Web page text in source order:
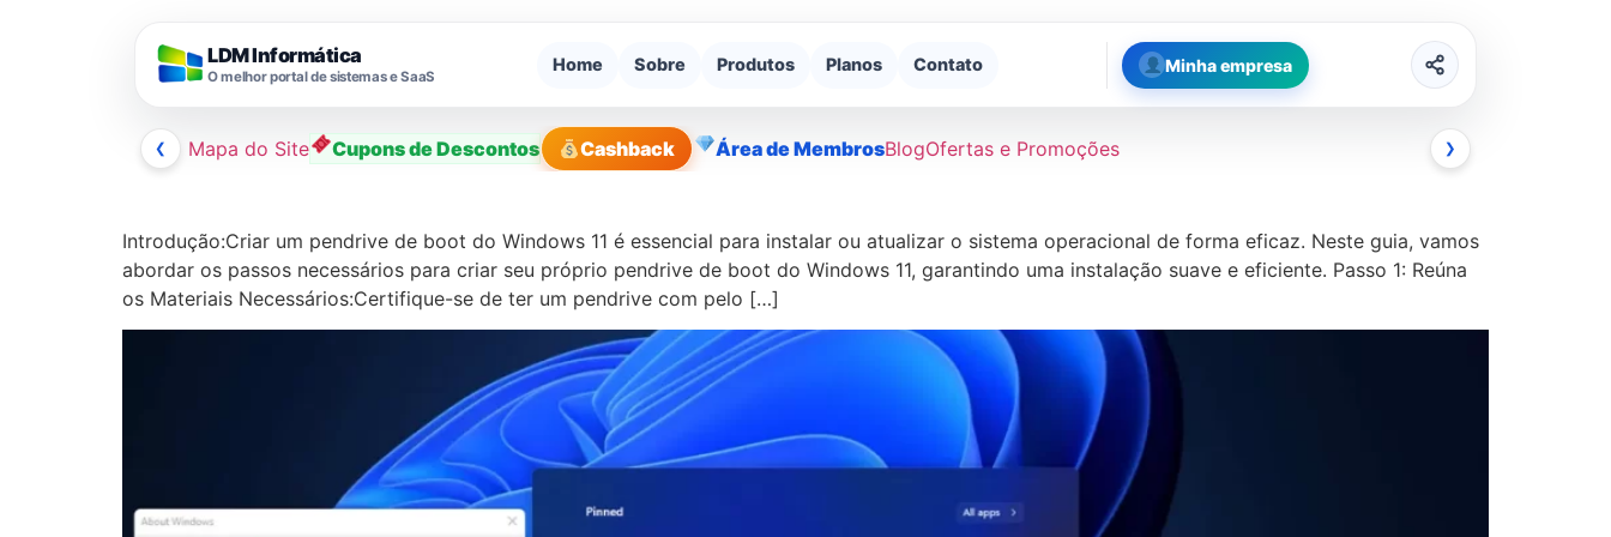
LDM Informática
O melhor portal de sistemas e SaaS
Home Sobre Produtos Planos Contato Minha empresa
❮ Mapa do Site Cupons de Descontos Cashback Área de MembrosBlogOfertas e Promoções ❯
Introdução:Criar um pendrive de boot do Windows 11 é essencial para instalar ou atualizar o sistema operacional de forma eficaz. Neste guia, vamos
abordar os passos necessários para criar seu próprio pendrive de boot do Windows 11, garantindo uma instalação suave e eficiente. Passo 1: Reúna
os Materiais Necessários:Certifique-se de ter um pendrive com pelo […]